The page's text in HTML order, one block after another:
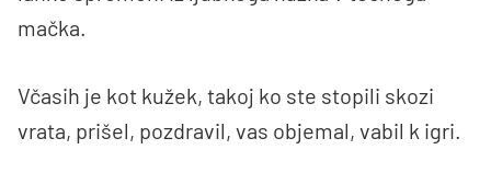
mačka.
Včasih je kot kužek, takoj ko ste stopili skozi
vrata, prišel, pozdravil, vas objemal, vabil k igri.